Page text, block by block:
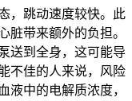
跳动速度较快。此
脏带来额外的负担。
送到全身，这可能导
不佳的人来说，风险
液中的电解质浓度，